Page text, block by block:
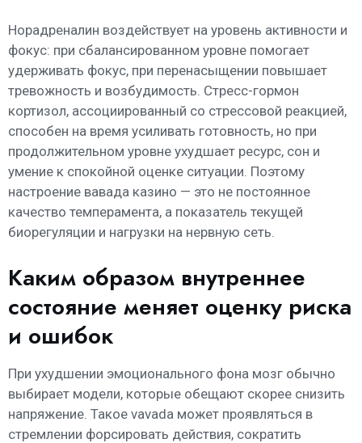
Норадреналин воздействует на уровень активности и
фокус: при сбалансированном уровне помогает
удерживать фокус, при перенасыщении повышает
тревожность и возбудимость. Стресс-гормон
кортизол, ассоциированный со стрессовой реакцией,
способен на время усиливать готовность, но при
продолжительном уровне ухудшает ресурс, сон и
умение к спокойной оценке ситуации. Поэтому
настроение вавада казино — это не постоянное
качество темперамента, а показатель текущей
биорегуляции и нагрузки на нервную сеть.
Каким образом внутреннее
состояние меняет оценку риска
и ошибок
При ухудшении эмоционального фона мозг обычно
выбирает модели, которые обещают скорее снизить
напряжение. Такое vavada может проявляться в
стремлении форсировать действия, сократить